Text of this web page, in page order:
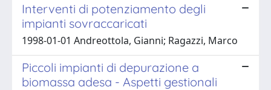
Interventi di potenziamento degli
impianti sovraccaricati
1998-01-01 Andreottola, Gianni; Ragazzi, Marco
Piccoli impianti di depurazione a
biomassa adesa - Aspetti gestionali